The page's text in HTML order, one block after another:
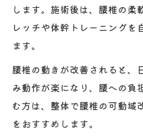
します。施術後は、腰椎の柔
レッチや体幹トレーニングを
ます。
腰椎の動きが改善されると、
み動作が楽になり、腰への負
む方は、整体で腰椎の可動域
をおすすめします。